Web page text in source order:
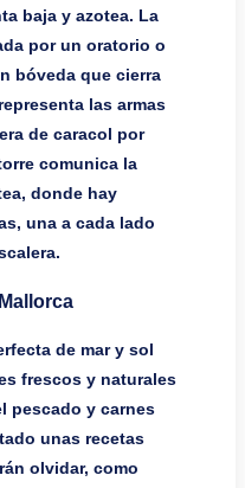
baja y azotea. La
por un oratorio o
bóveda que cierra
las armas
de caracol por
comunica la
donde hay
una a cada lado
de mar y sol
frescos y naturales
pescado y carnes
unas recetas
olvidar, como